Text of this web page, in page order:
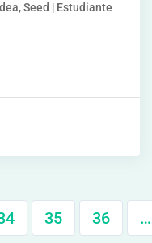
Seed | Estudiante
35 36 …